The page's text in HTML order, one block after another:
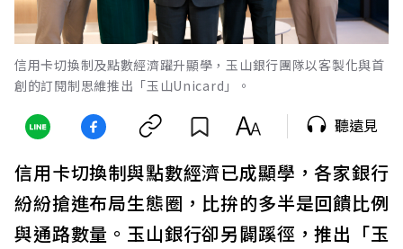
信用卡切換制及點數經濟躍升顯學，玉山銀行團隊以客製化與首
創的訂閱制思維推出「玉山Unicard」。
聽遠見
信用卡切換制與點數經濟已成顯學，各家銀行
紛紛搶進布局生態圈，比拚的多半是回饋比例
與通路數量。玉山銀行卻另闢蹊徑，推出「玉